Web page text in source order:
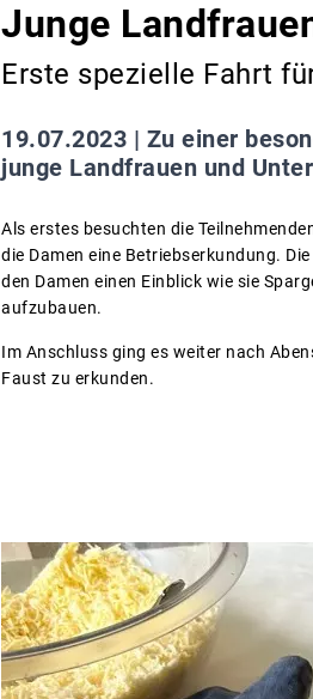
Junge
Erste spezielle Fahrt
19.07.2023 | Zu einer
junge Landfrauen und
Als erstes besuchten die
die Damen eine Betriebserkundung.
den Damen einen Einblick wie sie
aufzubauen.
Im Anschluss ging es weiter nach
Faust zu erkunden.